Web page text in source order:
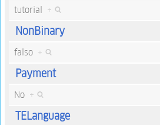
tutorial +
NonBinary
falso +
Payment
No +
TELanguage